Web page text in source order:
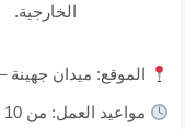
الخارجية.
الموقع: ميدان جهينة – 6
مواعيد العمل: من 10 صباحًا حتى منتصف الليل.